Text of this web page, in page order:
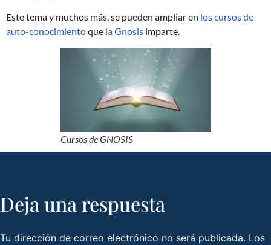
Este tema y muchos más, se pueden ampliar en los cursos de
auto-conocimientoque la Gnosis imparte.
Cursos de GNOSIS
Deja una respuesta
Tu dirección de correo electrónico no será publicada. Los